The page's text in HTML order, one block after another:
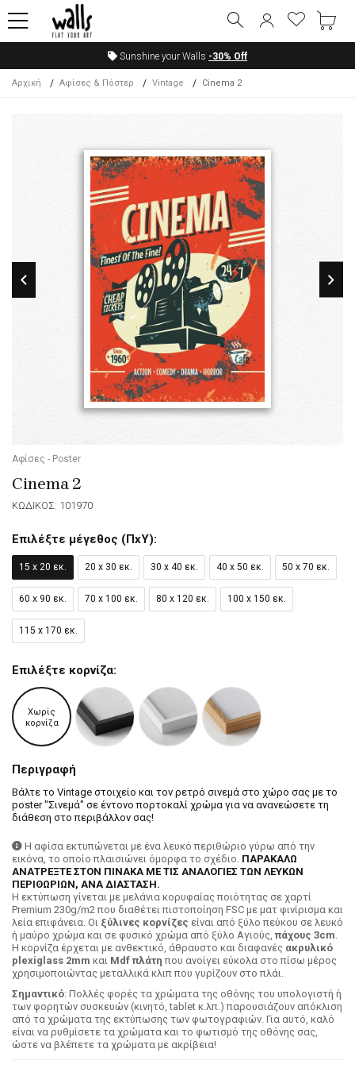
Sunshine your Walls -30% Off
Αρχική Αφίσες & Πόστερ Vintage Cinema 2
Αφίσες - Poster
Cinema 2
ΚΩΔΙΚΟΣ: 101970
Επιλέξτε μέγεθος (ΠxΥ):
15 x 20 εκ. 20 x 30 εκ. 30 x 40 εκ. 40 x 50 εκ. 50 x 70 εκ.
60 x 90 εκ. 70 x 100 εκ. 80 x 120 εκ. 100 x 150 εκ.
115 x 170 εκ.
Επιλέξτε κορνίζα:
Χωρίς
κορνίζα
Περιγραφή
Βάλτε το Vintage στοιχείο και τον ρετρό σινεμά στο χώρο σας με το
poster "Σινεμά" σε έντονο πορτοκαλί χρώμα για να ανανεώσετε τη
διάθεση στο περιβάλλον σας!
Η αφίσα εκτυπώνεται με ένα λευκό περιθώριο γύρω από την
εικόνα, το οποίο πλαισιώνει όμορφα το σχέδιο. ΠΑΡΑΚΑΛΩ
ΑΝΑΤΡΕΞΤΕ ΣΤΟΝ ΠΙΝΑΚΑ ΜΕ ΤΙΣ ΑΝΑΛΟΓΙΕΣ ΤΩΝ ΛΕΥΚΩΝ
ΠΕΡΙΘΩΡΙΩΝ, ΑΝΑ ΔΙΑΣΤΑΣΗ.
H εκτύπωση γίνεται με μελάνια κορυφαίας ποιότητας σε χαρτί
Premium 230g/m2 που διαθέτει πιστοποίηση FSC με ματ φινίρισμα και
λεία επιφάνεια. Οι ξύλινες κορνίζες είναι από ξύλο πεύκου σε λευκό
ή μαύρο χρώμα και σε φυσικό χρώμα από ξύλο Αγιούς, πάχους 3cm.
Η κορνίζα έρχεται με ανθεκτικό, άθραυστο και διαφανές ακρυλικό
plexiglass 2mm και Mdf πλάτη που ανοίγει εύκολα στο πίσω μέρος
χρησιμοποιώντας μεταλλικά κλιπ που γυρίζουν στο πλάι.
Σημαντικό: Πολλές φορές τα χρώματα της οθόνης του υπολογιστή ή
των φορητών συσκευών (κινητό, tablet κ.λπ.) παρουσιάζουν απόκλιση
από τα χρώματα της εκτύπωσης των φωτογραφιών. Για αυτό, καλό
είναι να ρυθμίσετε τα χρώματα και το φωτισμό της οθόνης σας,
ώστε να βλέπετε τα χρώματα με ακρίβεια!